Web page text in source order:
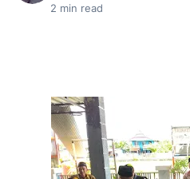
2 min read